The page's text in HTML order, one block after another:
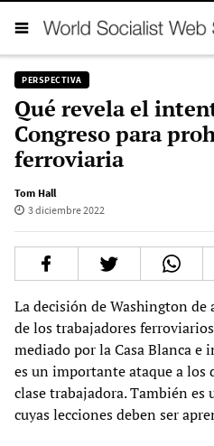
PERSPECTIVA
Qué revela el
Congreso para
ferroviaria
Tom Hall
3 diciembre 2022
La decisión de Washington
de los trabajadores
mediado por la Casa Blanca
es un importante ataque a los
clase trabajadora. También es
cuyas lecciones deben ser